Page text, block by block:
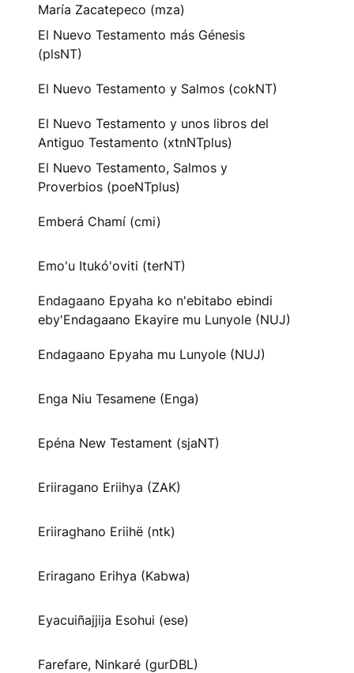
María Zacatepeco (mza)
El Nuevo Testamento más Génesis
(plsNT)
El Nuevo Testamento y Salmos (cokNT)
El Nuevo Testamento y unos libros del
Antiguo Testamento (xtnNTplus)
El Nuevo Testamento, Salmos y
Proverbios (poeNTplus)
Emberá Chamí (cmi)
Emo'u Itukó'oviti (terNT)
Endagaano Epyaha ko n'ebitabo ebindi
eby'Endagaano Ekayire mu Lunyole (NUJ)
Endagaano Epyaha mu Lunyole (NUJ)
Enga Niu Tesamene (Enga)
Epéna New Testament (sjaNT)
Eriiragano Eriihya (ZAK)
Eriiraghano Eriihë (ntk)
Eriragano Erihya (Kabwa)
Eyacuiñajjija Esohui (ese)
Farefare, Ninkaré (gurDBL)